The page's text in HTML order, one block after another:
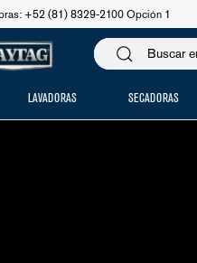
+52 (81) 8329-2100 Opción 1
LAVADORAS SECADORAS